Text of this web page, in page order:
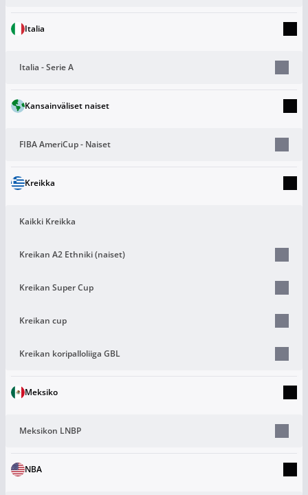
Italia
Italia - Serie A
Kansainväliset naiset
FIBA AmeriCup - Naiset
Kreikka
Kaikki Kreikka
Kreikan A2 Ethniki (naiset)
Kreikan Super Cup
Kreikan cup
Kreikan koripalloliiga GBL
Meksiko
Meksikon LNBP
NBA